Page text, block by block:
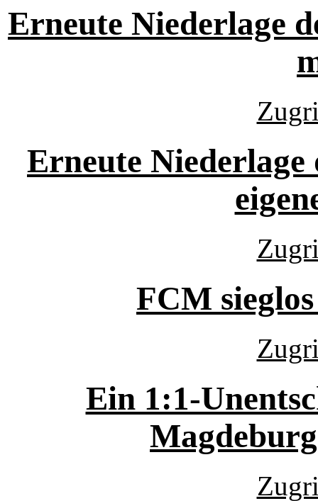
Erneute Niederlage
Erneute
FCM
Ein 1:1-